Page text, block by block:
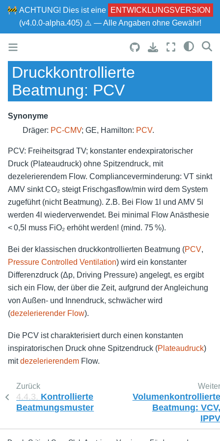
🚧 ACHTUNG! Dies ist eine
ENTWICKLUNGSVERSION
(v4.0.0-alpha.405) ⚠ — Alle Angaben ohne Gewähr!
Druckkontrollierte
Beatmung: PCV
Synonyme
Dräger: PC-CMV; GE, Hamilton: PCV.
PCV: Freiheitsgrad TV; konstanter endexpiratorischer
Druck (Plateaudruck) ohne Spitzendruck, mit
dezelerierendem Flow. Complianceverminderung: VT sinkt
AMV sinkt CO₂ steigt Frischgasflow/min wird dem System
zugeführt (nicht Beatmung). Z.B. Bei Flow 1l und AMV 5l
werden 4l wiederverwendet. Bei minimal Flow Anästhesie
< 0,5l muss FiO₂ erhöht werden! (mind. 75 %).
Bei der klassischen druckkontrollierten Beatmung (PCV,
Pressure Controlled Ventilation) wird ein konstanter
Differenzdruck (Δp, Driving Pressure) angelegt, es ergibt
sich ein Flow, der über die Zeit, aufgrund der Angleichung
von Außen- und Innendruck, schwächer wird
(dezelerierender Flow).
Die PCV ist charakterisiert durch einen konstanten
inspiratorischen Druck ohne Spitzendruck (Plateaudruck)
mitdezelerierendem Flow.
Zurück
4.4.3. Kontrollierte
Beatmungsmuster
Volumenkontrollierte
Beatmung: VCV,
IPPV